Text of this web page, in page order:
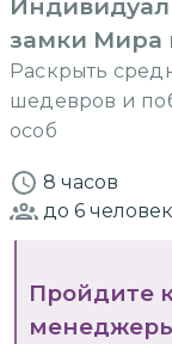
замки Мира
Раскрыть
шедевров и
особ
8 часов
до 6 человек
Пройдите